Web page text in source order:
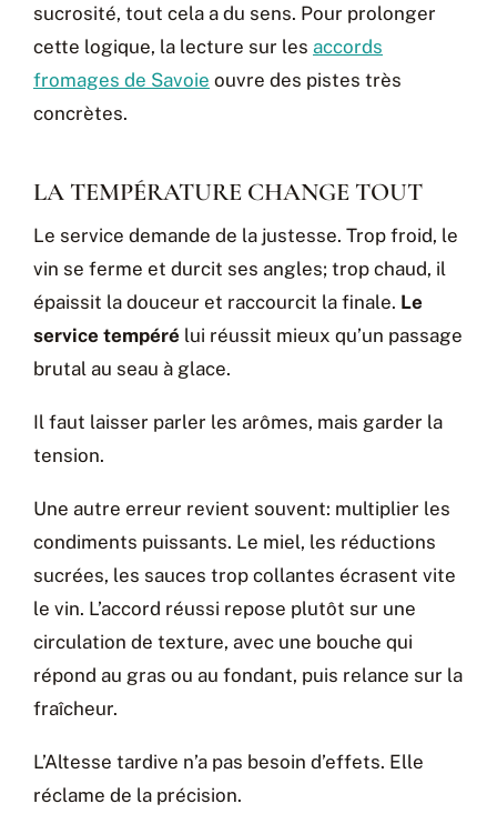
sucrosité, tout cela a du sens. Pour prolonger
cette logique, la lecture sur les accords
fromages de Savoie ouvre des pistes très
concrètes.
LA TEMPÉRATURE CHANGE TOUT
Le service demande de la justesse. Trop froid, le
vin se ferme et durcit ses angles; trop chaud, il
épaissit la douceur et raccourcit la finale. Le
service tempéré lui réussit mieux qu’un passage
brutal au seau à glace.
Il faut laisser parler les arômes, mais garder la
tension.
Une autre erreur revient souvent: multiplier les
condiments puissants. Le miel, les réductions
sucrées, les sauces trop collantes écrasent vite
le vin. L’accord réussi repose plutôt sur une
circulation de texture, avec une bouche qui
répond au gras ou au fondant, puis relance sur la
fraîcheur.
L’Altesse tardive n’a pas besoin d’effets. Elle
réclame de la précision.